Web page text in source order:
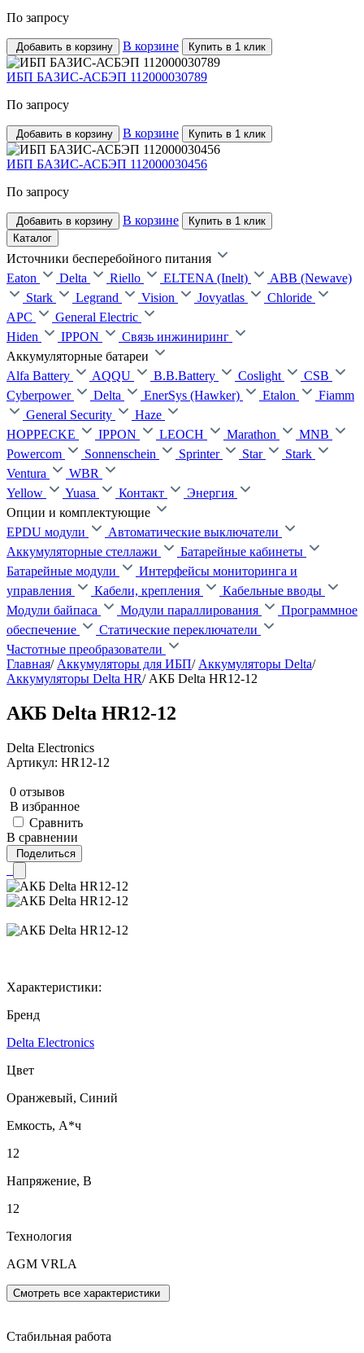
По запросу
Добавить в корзину В корзине Купить в 1 клик
ИБП БАЗИС-АСБЭП 112000030789
По запросу
Добавить в корзину В корзине Купить в 1 клик
ИБП БАЗИС-АСБЭП 112000030456
По запросу
Добавить в корзину В корзине
Купить в 1 клик
Каталог
Источники бесперебойного питания
Eaton
Delta Riello ELTENA (Inelt)
ABB (Newave)
Stark
Legrand Vision Jovyatlas
Chloride
APC
General Electric
Hiden
IPPON
Связь инжиниринг
Аккумуляторные батареи
Alfa Battery
AQQU B.B.Battery Coslight
CSB
Cyberpower
Delta EnerSys (Hawker) Etalon
Fiamm
General Security
Haze
HOPPECKE
IPPON LEOCH Marathon
MNB
Powercom
Sonnenschein Sprinter Star
Stark
Ventura
WBR
Yellow
Yuasa Контакт
Энергия
Опции и комплектующие
EPDU модули
Автоматические выключатели
Аккумуляторные стеллажи
Батарейные кабинеты
Батарейные модули
Интерфейсы мониторинга и
управления
Кабели, крепления
Кабельные вводы
Модули байпаса
Модули параллирования
Программное
обеспечение
Статические переключатели
Частотные преобразователи
Главная/ Аккумуляторы для ИБП/ Аккумуляторы Delta/
Аккумуляторы Delta HR/ АКБ Delta HR12-12
АКБ Delta HR12-12
Delta Electronics
Артикул: HR12-12
0 отзывов
В избранное
Сравнить
В сравнении
Поделиться
Характеристики:
Бренд
Delta Electronics
Цвет
Оранжевый, Синий
Емкость, А*ч
12
Напряжение, В
12
Технология
AGM VRLA
Смотреть все характеристики
Стабильная работа